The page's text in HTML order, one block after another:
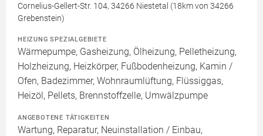
Cornelius-Gellert-Str. 104, 34266 Niestetal (18km von 34266
Grebenstein)
HEIZUNG SPEZIALGEBIETE
Wärmepumpe, Gasheizung, Ölheizung, Pelletheizung,
Holzheizung, Heizkörper, Fußbodenheizung, Kamin /
Ofen, Badezimmer, Wohnraumlüftung, Flüssiggas,
Heizöl, Pellets, Brennstoffzelle, Umwälzpumpe
ANGEBOTENE TÄTIGKEITEN
Wartung, Reparatur, Neuinstallation / Einbau,